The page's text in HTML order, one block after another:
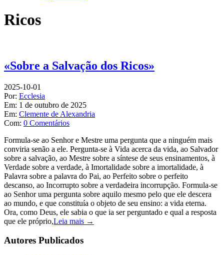
Ricos
«Sobre a Salvação dos Ricos»
2025-10-01
Por: Ecclesia
Em: 1 de outubro de 2025
Em: Clemente de Alexandria
Com: 0 Comentários
Formula-se ao Senhor e Mestre uma pergunta que a ninguém mais
conviria senão a ele. Pergunta-se à Vida acerca da vida, ao Salvador
sobre a salvação, ao Mestre sobre a síntese de seus ensinamentos, à
Verdade sobre a verdade, à Imortalidade sobre a imortalidade, à
Palavra sobre a palavra do Pai, ao Perfeito sobre o perfeito
descanso, ao Incorrupto sobre a verdadeira incorrupção. Formula-se
ao Senhor uma pergunta sobre aquilo mesmo pelo que ele descera
ao mundo, e que constituía o objeto de seu ensino: a vida eterna.
Ora, como Deus, ele sabia o que ia ser perguntado e qual a resposta
que ele próprio,Leia mais →
Autores Publicados